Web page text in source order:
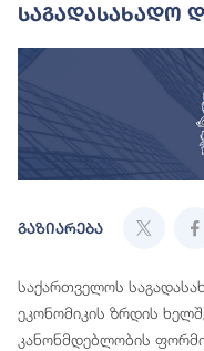
Საგადასახადო
გაზიარება
საქართველოს
ეკონომიკის ზრდის
კანონმდებლობის